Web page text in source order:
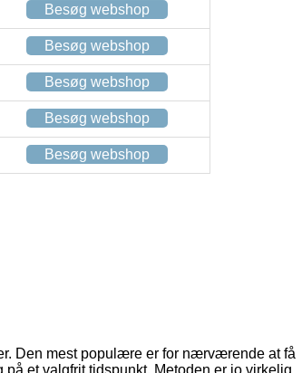
Besøg webshop
Besøg webshop
Besøg webshop
Besøg webshop
Besøg webshop
Den mest populære er for nærværende at få
et valgfrit tidspunkt. Metoden er jo virkelig